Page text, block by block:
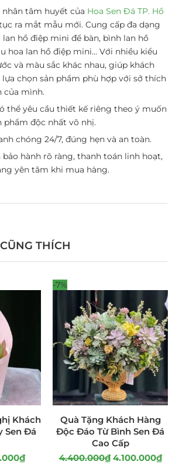
tâm huyết của Hoa Sen Đá TP. Hồ
ra mắt mẫu mới. Cung cấp đa dạng
hồ điệp mini để bàn, bình lan hồ
hoa lan hồ điệp mini… Với nhiều kiểu
và màu sắc khác nhau, giúp khách
lựa chọn sản phẩm phù hợp với sở thích
của mình.
thể yêu cầu thiết kế riêng theo ý muốn
phẩm độc nhất vô nhị.
chóng 24/7, đúng hẹn và an toàn.
bảo hành rõ ràng, thanh toán linh hoạt,
yên tâm khi mua hàng.
THÍCH
Khách
Sen Đá
₫
-7%
Quà Tặng Khách Hàng
Độc Đáo Từ Bình Sen Đá
Cao Cấp
4.400.000₫ 4.100.000₫